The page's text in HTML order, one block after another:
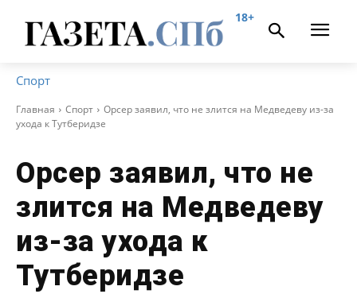
18+
Спорт
Главная Спорт
Орсер заявил, что не злится на Медведеву из-за
ухода к Тутберидзе
Орсер заявил, что не
злится на Медведеву
из-за ухода к
Тутберидзе